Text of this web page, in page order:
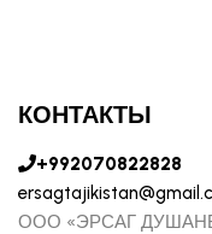
КОНТАКТЫ
+992070822828
ООО «ЭРСАГ